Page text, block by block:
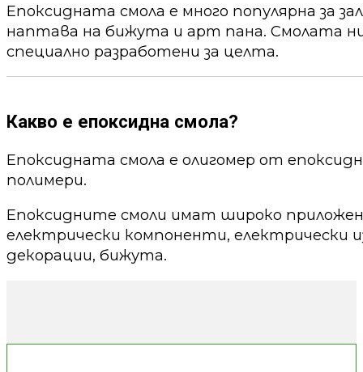
Епоксидната смола е много популярна за
наптава на бижута и арт пана. Смолата
специално разработени за целта.
Какво е епоксидна смола?
Епоксидната смола е олигомер от
полимери.
Епоксидните смоли имат широко
електрически компоненти, електрически
декорации, бижута.